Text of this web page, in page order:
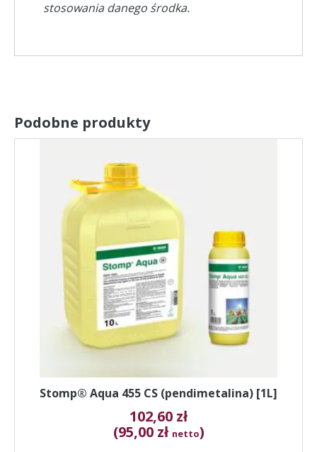
stosowania danego środka.
Podobne produkty
Stomp® Aqua 455 CS (pendimetalina) [1L]
102,60 zł
(95,00 zł netto)